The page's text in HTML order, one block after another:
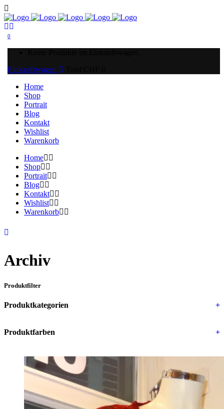
0
Einkaufswagen
Home
Shop
Portrait
Blog
Kontakt
Wishlist
Warenkorb
Home
Shop
Portrait
Blog
Kontakt
Wishlist
Warenkorb
Archiv
Produktfilter
Produktkategorien +
Produktfarben +